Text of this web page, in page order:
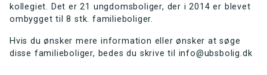
kollegiet. Det er 21 ungdomsboliger, der i 2014 er blevet
ombygget til 8 stk. familieboliger.
Hvis du ønsker mere information eller ønsker at søge
disse familieboliger, bedes du skrive til info@ubsbolig.dk